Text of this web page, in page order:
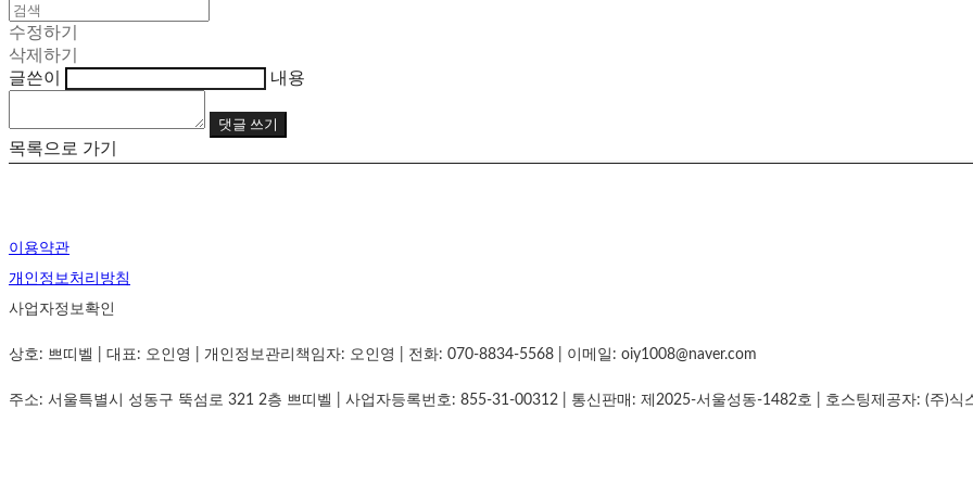
수정하기
삭제하기
글쓴이
내용
댓글 쓰기
목록으로 가기
이용약관
개인정보처리방침
사업자정보확인
상호: 쁘띠벨 | 대표: 오인영 | 개인정보관리책임자: 오인영 | 전화: 070-8834-5568 | 이메일: oiy1008@naver.com
주소: 서울특별시 성동구 뚝섬로 321 2층 쁘띠벨 | 사업자등록번호: 855-31-00312 | 통신판매: 제2025-서울성동-1482호 | 호스팅제공자: (주)식